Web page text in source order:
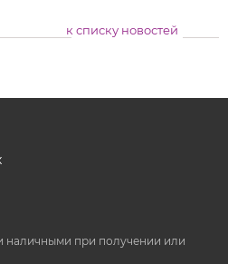
к списку новостей
наличными при получении или